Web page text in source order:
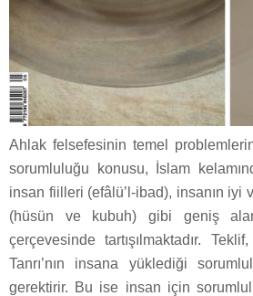
Ahlak felsefesinin temel
sorumluluğu konusu, İslam
insan fiilleri (efâlü’l-ibad), insanın iyi
(hüsün ve kubuh) gibi geniş
çerçevesinde tartışılmaktadır.
Tanrı’nın insana yüklediği
gerektirir. Bu ise insan için